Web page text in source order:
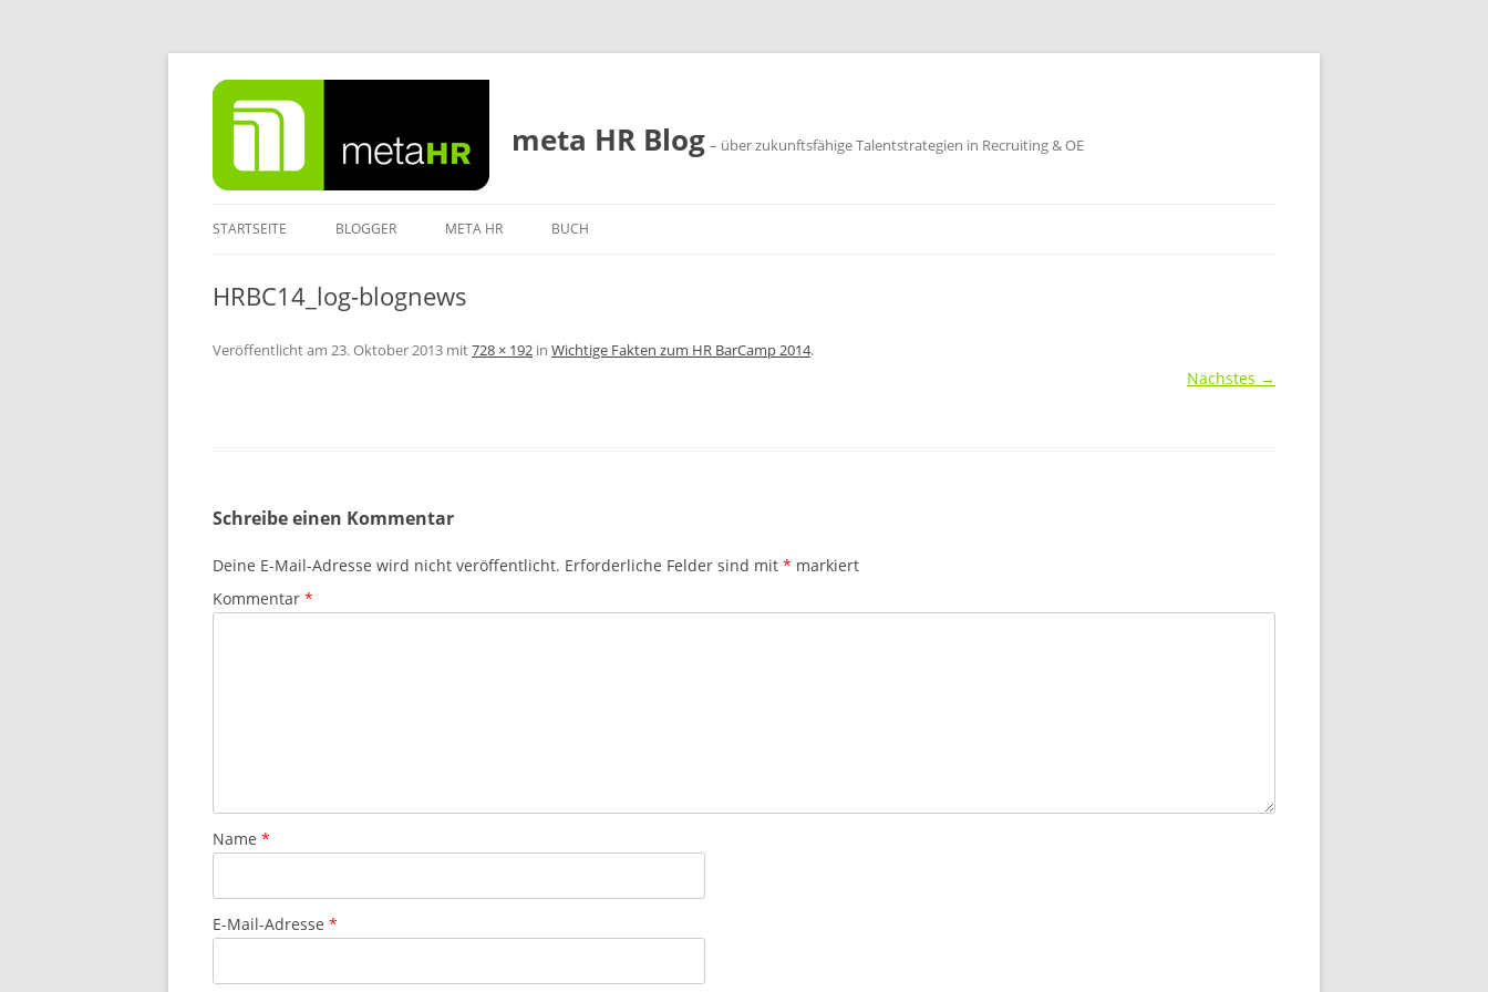
Zum
Inhalt
springen
meta HR Blog – über zukunftsfähige Talentstrategien in Recruiting & OE
STARTSEITE BLOGGER META HR BUCH
HRBC14_log-blognews
Veröffentlicht am 23. Oktober 2013 mit728 × 192 in Wichtige Fakten zum HR BarCamp 2014.
Nächstes →
Schreibe einen Kommentar
Deine E-Mail-Adresse wird nicht veröffentlicht. Erforderliche Felder sind mit * markiert
Kommentar *
Name *
E-Mail-Adresse *